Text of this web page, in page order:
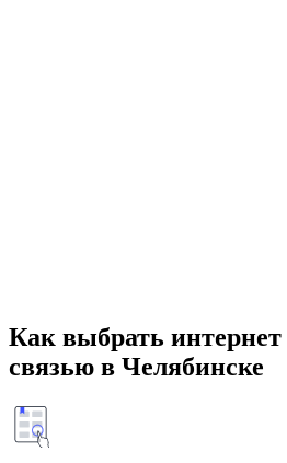
Как выбрать
связью в Челябинске